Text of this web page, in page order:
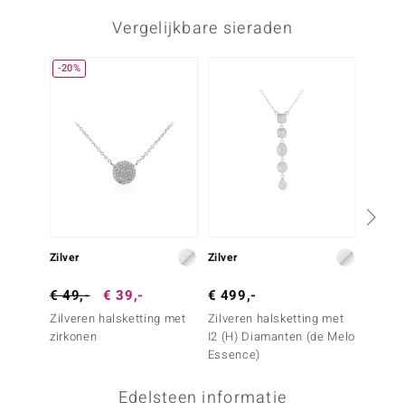
Vergelijkbare sieraden
-20%
Zilver
€ 49,- € 39,-
Zilveren halsketting met
zirkonen
Zilver
€ 499,-
Zilveren halsketting met
I2 (H) Diamanten (de Melo
Essence)
Edelsteen informatie